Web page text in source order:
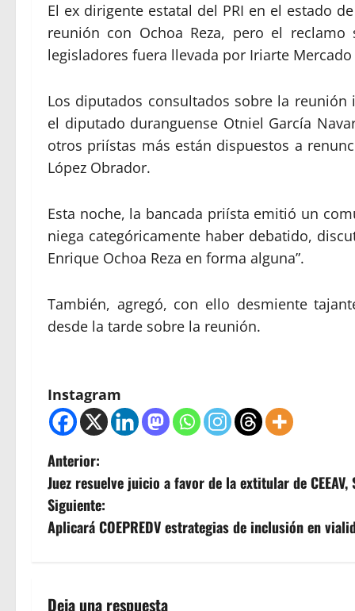
El ex dirigente estatal del PRI en el estado
reunión con Ochoa Reza, pero el
legisladores fuera llevada por Iriarte
Los diputados consultados sobre la
el diputado duranguense Otniel García
otros priístas más están dispuestos a
López Obrador.
Esta noche, la bancada priísta emitió un
niega categóricamente haber debatido,
Enrique Ochoa Reza en forma alguna”.
También, agregó, con ello desmiente
desde la tarde sobre la reunión.
Instagram
N
a
v
g
Anterior:
Juez resuelve juicio a favor de la extitular de CEEAV,
Siguiente:
Aplicará COEPREDV estrategias de inclusión en
Deja una respuesta